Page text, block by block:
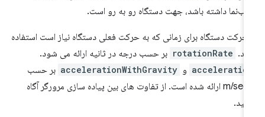
داشته باشد، جهت دستگاه رو به رو است.
حرکت دستگاه برای زمانی که به حرکت فعلی دستگاه نیاز است استفاده
rotationRate بر حسب درجه در ثانیه ارائه می شود.
و accelerationWithGravity بر حسب
m/secارائه شده است. از تفاوت های بین پیاده سازی مرورگر آگاه